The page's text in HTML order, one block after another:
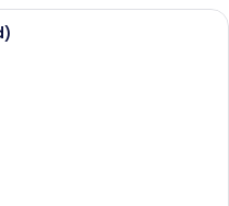
級雙床房, 非吸煙房 (Hollywood) |